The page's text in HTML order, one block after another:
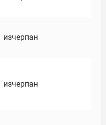
изчерпан
изчерпан